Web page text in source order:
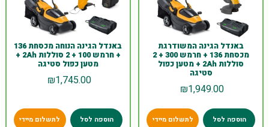
באנדל הגינה המשודרגת
מכסחת 136 + חרמש 300 + 2
סוללות 2Ah + מטען כפול
סטיגה
₪1,949.00
הוספה לסל לתשלום מיידי
באנדל הגינה הנוחה מכסחת 136
+ חרמש 100 + 2 סוללות 2Ah +
מטען כפול סטיגה
₪1,745.00
הוספה לסל לתשלום מיידי